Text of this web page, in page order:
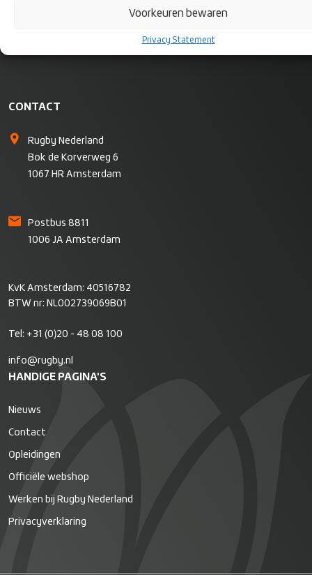
Voorkeuren bewaren
Privacy Statement
CONTACT
Rugby Nederland
Bok de Korverweg 6
1067 HR Amsterdam
Postbus 8811
1006 JA Amsterdam
KvK Amsterdam: 40516782
BTW nr: NL002739069B01
Tel: +31 (0)20 - 48 08 100
info@rugby.nl
HANDIGE PAGINA'S
Nieuws
Contact
Opleidingen
Officiële webshop
Werken bij Rugby Nederland
Privacyverklaring